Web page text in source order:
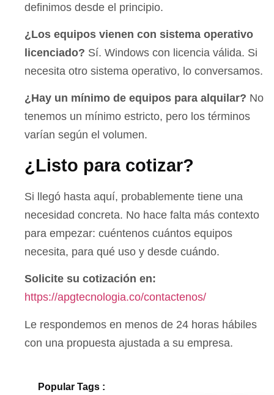
definimos desde el principio.
¿Los equipos vienen con sistema operativo
licenciado? Sí. Windows con licencia válida. Si
necesita otro sistema operativo, lo conversamos.
¿Hay un mínimo de equipos para alquilar? No
tenemos un mínimo estricto, pero los términos
varían según el volumen.
¿Listo para cotizar?
Si llegó hasta aquí, probablemente tiene una
necesidad concreta. No hace falta más contexto
para empezar: cuéntenos cuántos equipos
necesita, para qué uso y desde cuándo.
Solicite su cotización en:
https://apgtecnologia.co/contactenos/
Le respondemos en menos de 24 horas hábiles
con una propuesta ajustada a su empresa.
Popular Tags :